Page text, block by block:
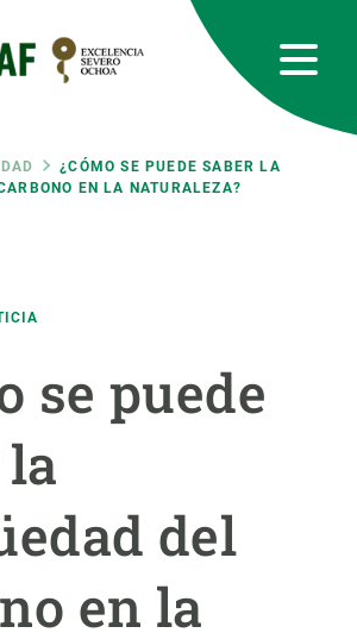
¿CÓMO SE PUEDE SABER LA
EN LA NATURALEZA?
se puede
del
en la